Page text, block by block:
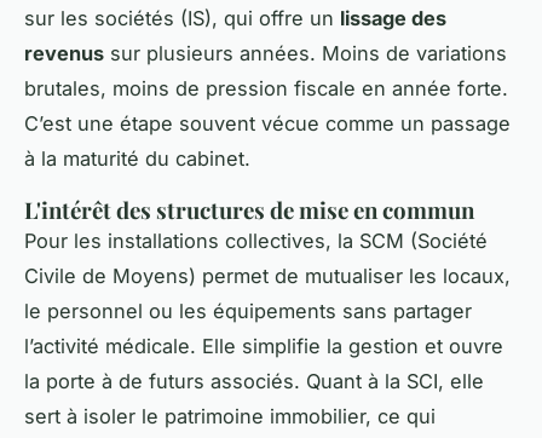
sur les sociétés (IS), qui offre un lissage des
revenus sur plusieurs années. Moins de variations
brutales, moins de pression fiscale en année forte.
C’est une étape souvent vécue comme un passage
à la maturité du cabinet.
L'intérêt des structures de mise en commun
Pour les installations collectives, la SCM (Société
Civile de Moyens) permet de mutualiser les locaux,
le personnel ou les équipements sans partager
l’activité médicale. Elle simplifie la gestion et ouvre
la porte à de futurs associés. Quant à la SCI, elle
sert à isoler le patrimoine immobilier, ce qui